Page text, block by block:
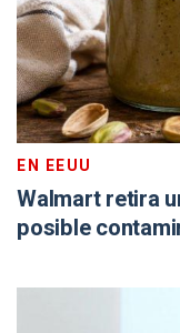
EN EEUU
Walmart retira
posible